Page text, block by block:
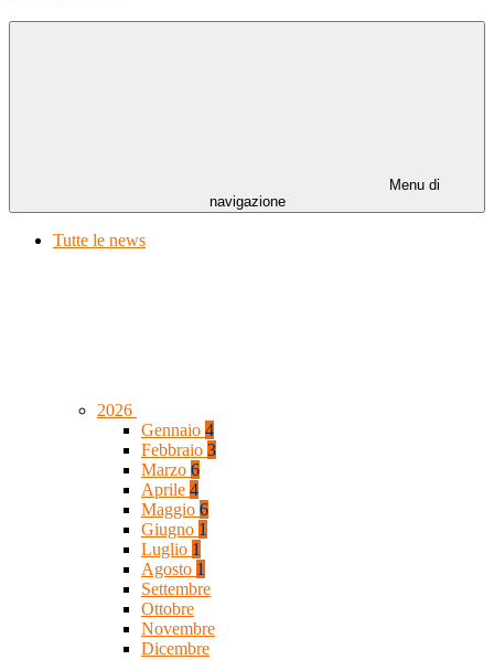
Menu di
navigazione
Tutte le news
2026
Gennaio 4
Febbraio 3
Marzo 6
Aprile 4
Maggio 6
Giugno 1
Luglio 1
Agosto 1
Settembre
Ottobre
Novembre
Dicembre